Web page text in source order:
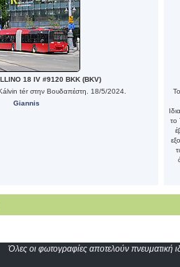
18 IV #9120 BKK (BKV)
tér στην Βουδαπέστη. 18/5/2024.
Giannis
το
Όλες οι φωτογραφίες αποτελούν πνευματική